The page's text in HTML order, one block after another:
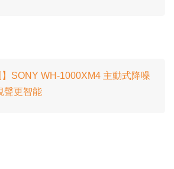
】SONY WH-1000XM4 主動式降噪
聲更智能